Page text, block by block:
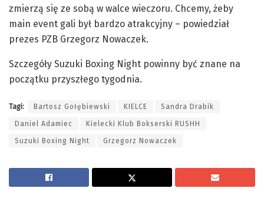
zmierzą się ze sobą w walce wieczoru. Chcemy, żeby
main event gali był bardzo atrakcyjny – powiedział
prezes PZB Grzegorz Nowaczek.
Szczegóły Suzuki Boxing Night powinny być znane na
początku przyszłego tygodnia.
Tagi: Bartosz Gołębiewski KIELCE Sandra Drabik
Daniel Adamiec Kielecki Klub Bokserski RUSHH
Suzuki Boxing Night Grzegorz Nowaczek